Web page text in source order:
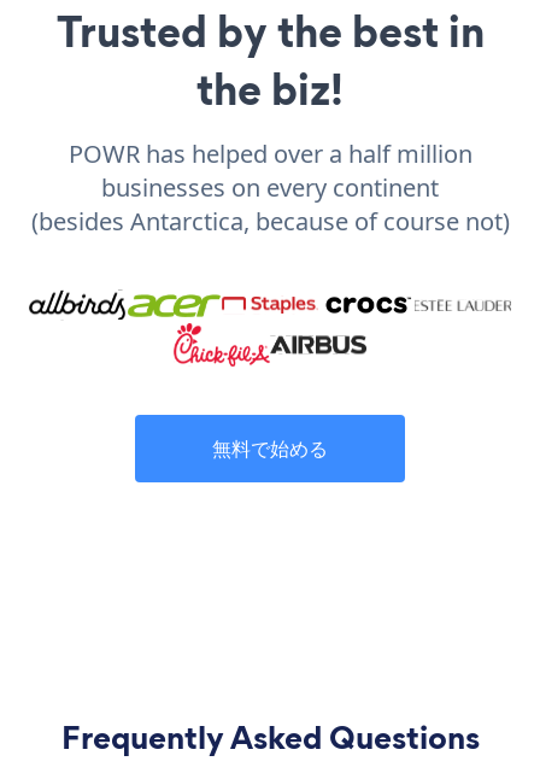
Trusted by the best in
the biz!
POWR has helped over a half million
businesses on every continent
(besides Antarctica, because of course not)
無料で始める
Frequently Asked Questions